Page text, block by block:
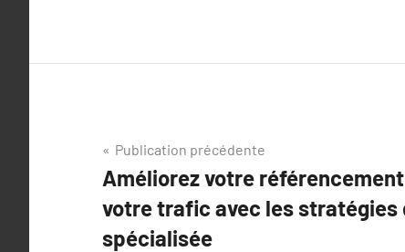
Navigation
de
l’article
Publication précédente
Améliorez votre
votre trafic avec les stratégies
spécialisée